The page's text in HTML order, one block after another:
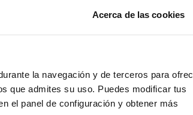
Acerca de las cookies
la navegación y de terceros para
que admites su uso. Puedes modificar tus
el panel de configuración y obtener más
de conducción sin problemas.
suelen estar bien equipados con
sin tener que hacer una gran
la garantía de que cada uno ha sido
Twingo eléctrico de ocasión
es